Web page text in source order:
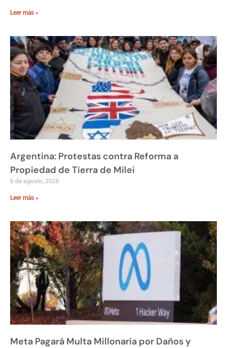
Leer más »
Argentina: Protestas contra Reforma a
Propiedad de Tierra de Milei
6 de agosto, 2026
Leer más »
Meta Pagará Multa Millonaria por Daños y